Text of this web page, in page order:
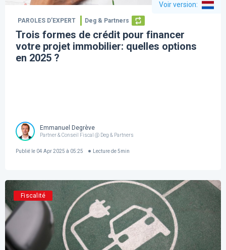
Voir version:
PAROLES D’EXPERT Deg & Partners
Trois formes de crédit pour financer
votre projet immobilier: quelles options
en 2025 ?
Emmanuel Degrève
Partner & Conseil Fiscal @ Deg & Partners
Publié le 04 Apr 2025 à 05:25 Lecture de 5min
Fiscalité